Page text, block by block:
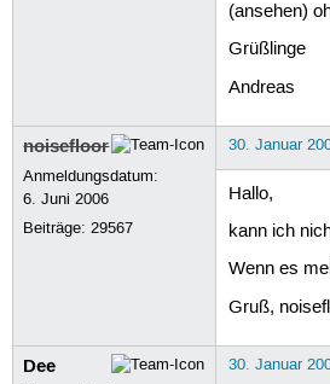
(ansehen)
Grüßlinge
Andreas
noisefloor
Anmeldungsdatum:
6. Juni 2006
Beiträge:29567
30. Januar
Hallo,
kann ich
Wenn es
Gruß,
Dee 30. Januar